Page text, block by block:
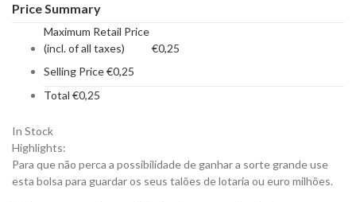
Price Summary
Maximum Retail Price
(incl. of all taxes)
€0,25
Selling Price€0,25
Total €0,25
In Stock
Highlights:
Para que não perca a possibilidade de ganhar a sorte grande use
esta bolsa para guardar os seus talões de lotaria ou euro milhões.